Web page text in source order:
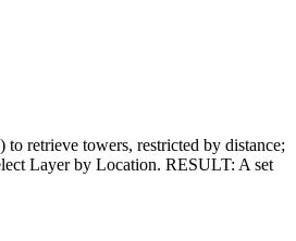
retrieve towers, restricted by distance;
Layer by Location. RESULT: A set